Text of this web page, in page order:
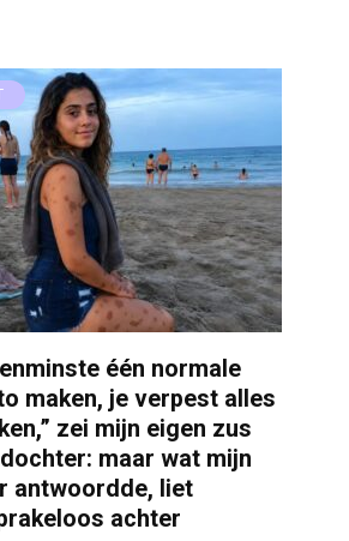
één normale
maken, je verpest alles
zei mijn eigen zus
maar wat mijn
antwoordde, liet
achter